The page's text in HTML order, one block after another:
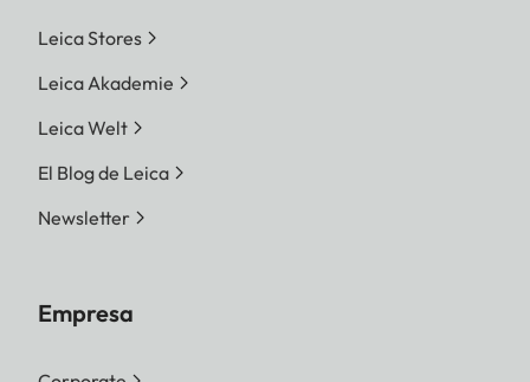
Leica Stores
Leica Akademie
Leica Welt
El Blog de Leica
Newsletter
Empresa